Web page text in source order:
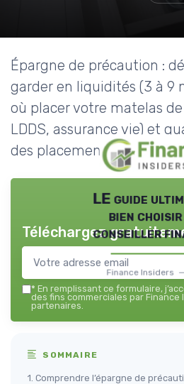
Épargne de précaution :
garder en liquidités (3 à 9
où placer votre matelas
LDDS, assurance vie) et
des placements plus
LE guide
bien choisir
conseiller
Finance Insiders —
Téléchargez
* En remplissant ce formulaire,
des fins commerciales par Finance
partenaires.
SOMMAIRE
1. Comprendre l’épargne de